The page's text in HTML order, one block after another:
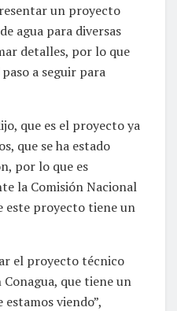
un proyecto
agua para diversas
detalles, por lo que
a seguir para
que es el proyecto ya
que se ha estado
por lo que es
la Comisión Nacional
este proyecto tiene un
el proyecto técnico
Conagua, que tiene un
viendo”,